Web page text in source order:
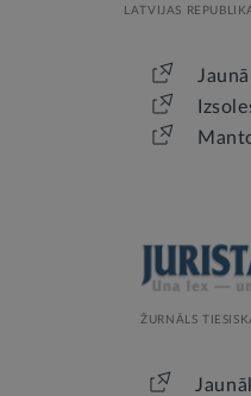
LATVIJAS
ŽURNĀLS